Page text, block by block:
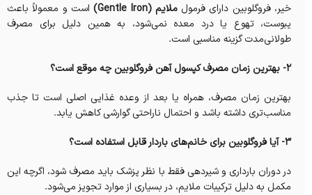
خیر، فروگلوبین دارای فرمولملایم (Gentle Iron)
است و معمولاً باعث
یبوست، تهوع یا درد معده نمی‌شود، به همین دلیل برای مصرف
طولانی‌مدت گزینه مناسبی است.
2- بهترین زمان مصرف کپسول آهن فروگلوبین چه موقع است؟
بهترین زمان مصرف، همراه یا بعد از وعده غذایی اصلی است تا جذب
مناسب‌تری داشته باشد و احتمال ناراحتی گوارشی کاهش یابد.
3- آیا فروگلوبین برای خانم‌های باردار قابل استفاده است؟
در دوران بارداری و شیردهی فقط با نظر پزشک باید مصرف شود، اگرچه این
مکمل به دلیل ترکیبات ملایم، در بسیاری از موارد تجویز می‌شود.